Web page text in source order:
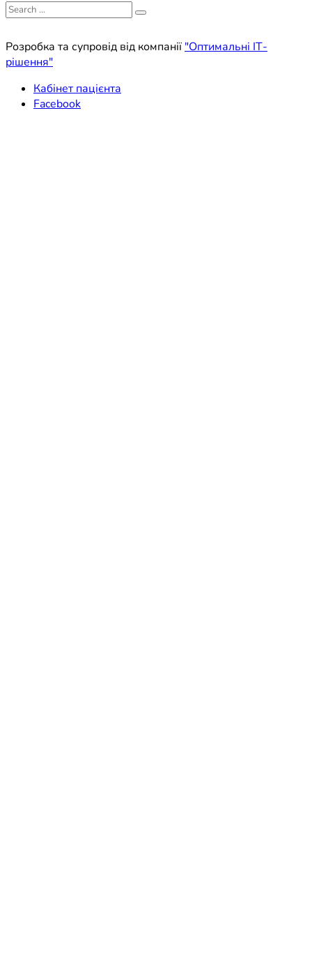
Search
Розробка та супровід від компанії "Оптимальні ІТ-
рішення"
Кабінет пацієнта
Facebook